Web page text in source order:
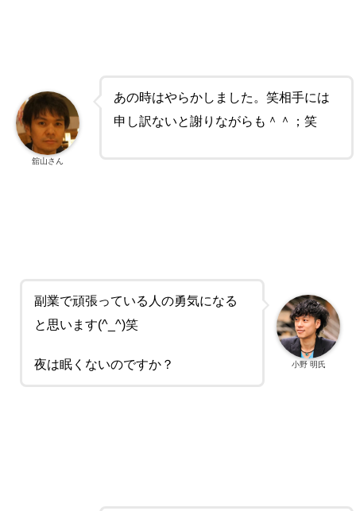
あの時はやらかしました。笑相手には
申し訳ないと謝りながらも＾＾；笑
舘山さん
副業で頑張っている人の勇気になる
と思います(^_^)笑
夜は眠くないのですか？ 小野 明氏